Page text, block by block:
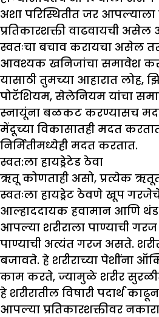
अशा परिस्थितीत जर
प्रतिकारशक्ती वाढवायची
स्वतःचा बचाव करायचा असेल
आवश्यक खनिजांचा समावेश
यासाठी तुमच्या आहारात लोह,
पोटॅशियम, सेलेनियम यांचा
स्नायूंना बळकट करण्यासच
मेंदूच्या विकासातही मदत
निर्मितीमध्येही मदत करतात.
स्वत:ला हायड्रेटेड ठेवा
ऋतू कोणताही असो, प्रत्येक
स्वतःला हायड्रेट ठेवणे खूप
आल्हाददायक हवामान आणि
आपल्या शरीराला पाण्याची
पाण्याची अत्यंत गरज असते.
बजावते. हे शरीराच्या पेशींना
काम करते, ज्यामुळे शरीर
हे शरीरातील विषारी पदार्थ
आपल्या प्रतिकारशक्तीवर